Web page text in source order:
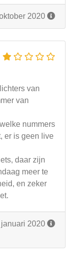
2020
van
van
nummers
er is geen live
daar zijn
meer te
en zeker
2020